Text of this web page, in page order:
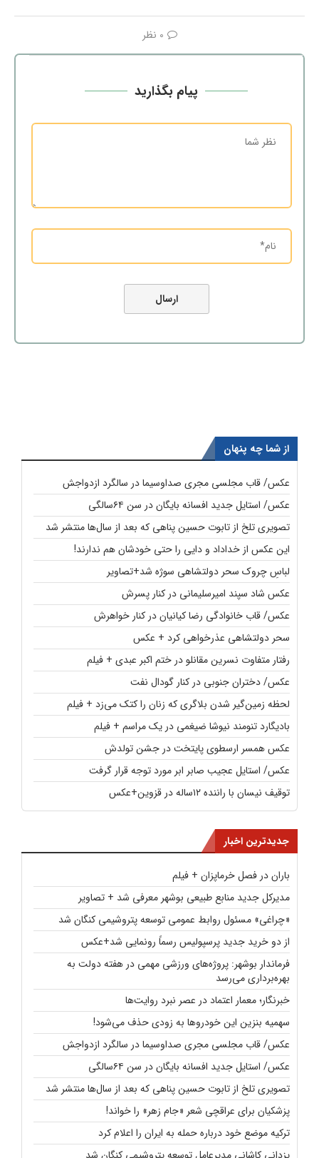
0 نظر
پیام بگذارید
از شما چه پنهان
عکس/ قاب مجلسی مجری صداوسیما در سالگرد ازدواجش
عکس/ استایل جدید افسانه بایگان در سن ۶۴سالگی
تصویری تلخ از تابوت حسین پناهی که بعد از سال‌ها منتشر شد
این عکس از خداداد و دایی را حتی خودشان هم ندارند!
لباسِ چروک سحر دولتشاهی سوژه شد+تصاویر
عکس شاد سپند امیرسلیمانی در کنار پسرش
عکس/ قاب خانوادگی رضا کیانیان در کنار خواهرش
سحر دولتشاهی عذرخواهی کرد + عکس
رفتار متفاوت نسرین مقانلو در ختم اکبر عبدی + فیلم
عکس/ دختران جنوبی در کنار گودال نفت
لحظه زمین‌گیر شدن بلاگری که زنان را کتک می‌زد + فیلم
بادیگارد تنومند نیوشا ضیغمی در یک مراسم + فیلم
عکس همسر ارسطوی پایتخت در جشن تولدش
عکس/ استایل عجیب صابر ابر مورد توجه قرار گرفت
توقیف نیسان با راننده ۱۲ساله در قزوین+عکس
جدیدترین اخبار
باران در فصل خرماپزان + فیلم
مدیرکل جدید منابع طبیعی بوشهر معرفی شد + تصاویر
«چراغی» مسئول روابط عمومی توسعه پتروشیمی کنگان شد
از دو خرید جدید پرسپولیس رسماً رونمایی شد+عکس
فرماندار بوشهر: پروژه‌های ورزشی مهمی در هفته دولت به
بهره‌برداری می‌رسد
خبرنگار؛ معمار اعتماد در عصر نبرد روایت‌ها
سهمیه بنزین این خودروها به زودی حذف می‌شود!
عکس/ قاب مجلسی مجری صداوسیما در سالگرد ازدواجش
عکس/ استایل جدید افسانه بایگان در سن ۶۴سالگی
تصویری تلخ از تابوت حسین پناهی که بعد از سال‌ها منتشر شد
پزشکیان برای عراقچی شعر «جام زهر» را خواند!
ترکیه موضع خود درباره حمله به ایران را اعلام کرد